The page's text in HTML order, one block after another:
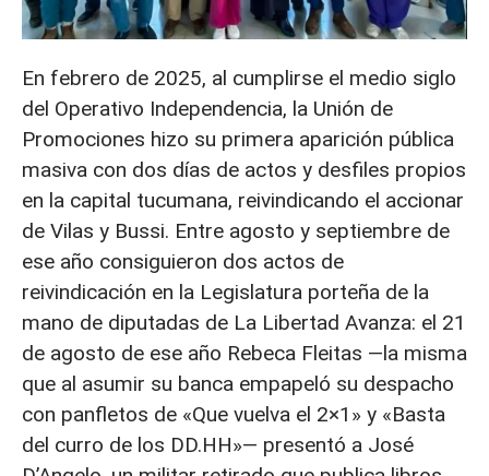
En febrero de 2025, al cumplirse el medio siglo
del Operativo Independencia, la Unión de
Promociones hizo su primera aparición pública
masiva con dos días de actos y desfiles propios
en la capital tucumana, reivindicando el accionar
de Vilas y Bussi. Entre agosto y septiembre de
ese año consiguieron dos actos de
reivindicación en la Legislatura porteña de la
mano de diputadas de La Libertad Avanza: el 21
de agosto de ese año Rebeca Fleitas —la misma
que al asumir su banca empapeló su despacho
con panfletos de «Que vuelva el 2×1» y «Basta
del curro de los DD.HH»— presentó a José